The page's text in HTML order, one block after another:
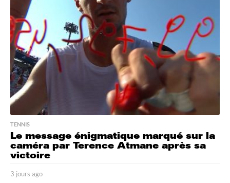
o
TENNIS
Le message énigmatique marqué sur la
caméra par Terence Atmane après sa
victoire
3 jours ago